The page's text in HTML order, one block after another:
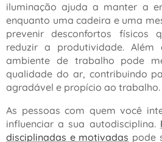
iluminação ajuda a manter a
enquanto uma cadeira e uma
prevenir desconfortos físicos
reduzir a produtividade.
ambiente de trabalho pode
qualidade do ar, contribuindo
agradável e propício ao trabalho.
As pessoas com quem você
influenciar a sua autodisciplina.
disciplinadas e motivadas pode